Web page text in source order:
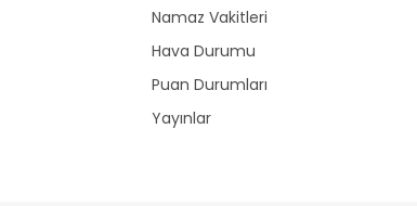
Namaz Vakitleri
Hava Durumu
Puan Durumları
Yayınlar